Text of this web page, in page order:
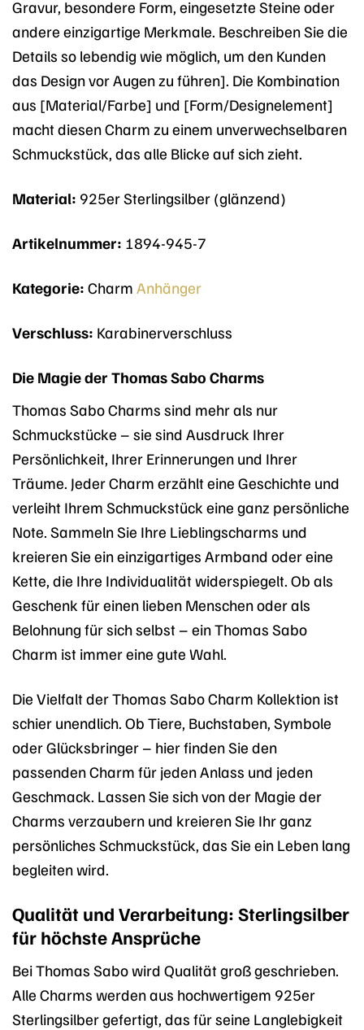
Gravur, besondere Form, eingesetzte Steine oder
andere einzigartige Merkmale. Beschreiben Sie die
Details so lebendig wie möglich, um den Kunden
das Design vor Augen zu führen]. Die Kombination
aus [Material/Farbe] und [Form/Designelement]
macht diesen Charm zu einem unverwechselbaren
Schmuckstück, das alle Blicke auf sich zieht.
Material: 925er Sterlingsilber (glänzend)
Artikelnummer: 1894-945-7
Kategorie: Charm Anhänger
Verschluss: Karabinerverschluss
Die Magie der Thomas Sabo Charms
Thomas Sabo Charms sind mehr als nur
Schmuckstücke – sie sind Ausdruck Ihrer
Persönlichkeit, Ihrer Erinnerungen und Ihrer
Träume. Jeder Charm erzählt eine Geschichte und
verleiht Ihrem Schmuckstück eine ganz persönliche
Note. Sammeln Sie Ihre Lieblingscharms und
kreieren Sie ein einzigartiges Armband oder eine
Kette, die Ihre Individualität widerspiegelt. Ob als
Geschenk für einen lieben Menschen oder als
Belohnung für sich selbst – ein Thomas Sabo
Charm ist immer eine gute Wahl.
Die Vielfalt der Thomas Sabo Charm Kollektion ist
schier unendlich. Ob Tiere, Buchstaben, Symbole
oder Glücksbringer – hier finden Sie den
passenden Charm für jeden Anlass und jeden
Geschmack. Lassen Sie sich von der Magie der
Charms verzaubern und kreieren Sie Ihr ganz
persönliches Schmuckstück, das Sie ein Leben lang
begleiten wird.
Qualität und Verarbeitung: Sterlingsilber
für höchste Ansprüche
Bei Thomas Sabo wird Qualität groß geschrieben.
Alle Charms werden aus hochwertigem 925er
Sterlingsilber gefertigt, das für seine Langlebigkeit